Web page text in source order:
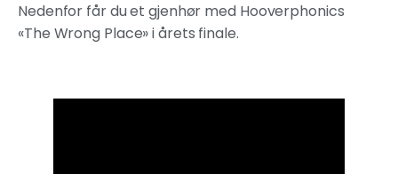
Nedenfor får du et gjenhør med Hooverphonics
«The Wrong Place» i årets finale.